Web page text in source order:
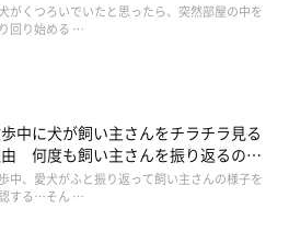
み続けられるのは？
がくつろいでいたと思ったら、突然部屋の中を
回り始める …
中に犬が飼い主さんをチラチラ見る
何度も飼い主さんを振り返るのは
？
中、愛犬がふと振り返って飼い主さんの様子を
する…そん …